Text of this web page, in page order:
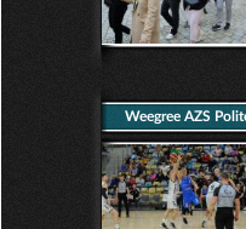
Weegree AZS